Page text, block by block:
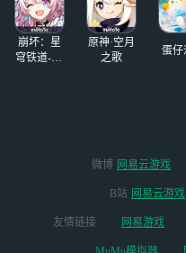
崩坏：星
穹铁道-4.4
原神·空月
之歌
蛋仔
微博 网易云游戏
B站 网易云游戏
友情链接 网易游戏